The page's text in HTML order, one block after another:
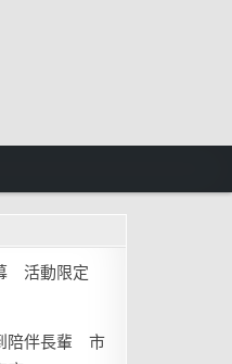
活動限定
陪伴長輩 市